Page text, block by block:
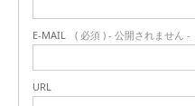
E-MAIL ( 必須 ) - 公開されません -
URL